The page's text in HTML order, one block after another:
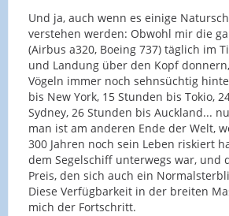
Und ja, auch wenn es einige
verstehen werden: Obwohl mir die
(Airbus a320, Boeing 737) täglich im
und Landung über den Kopf
Vögeln immer noch sehnsüchtig
bis New York, 15 Stunden bis Tokio,
Sydney, 26 Stunden bis Auckland...
man ist am anderen Ende der Welt,
300 Jahren noch sein Leben riskiert
dem Segelschiff unterwegs war, und
Preis, den sich auch ein
Diese Verfügbarkeit in der breiten
mich der Fortschritt.